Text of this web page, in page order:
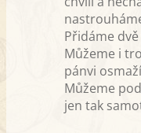
Přidáme
Můžeme i
pánvi
Můžeme
jen tak